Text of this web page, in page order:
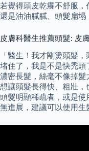
若覺得頭皮乾癢不舒服
還是油油膩膩、頭髮扁塌
皮膚科醫生推薦頭髮: 皮
「醫生！我才剛燙頭髮
堵住了，我是不是快禿
濃密長髮，絲毫不像掉
想讓頭髮長得快、粗壯，
頭髮明顯稀疏者，或是使
無進展，建議可以使用生